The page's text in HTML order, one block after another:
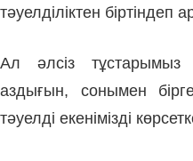
тәуелділіктен
Ал әлсіз
аздығын, сонымен
тәуелді екенімізді